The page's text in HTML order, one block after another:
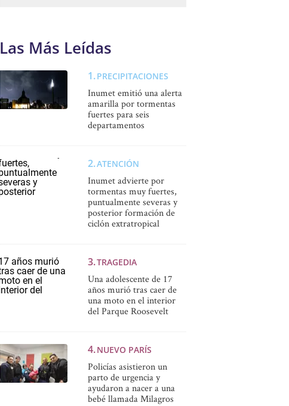
Las Más Leídas
PRECIPITACIONES
Inumet emitió una alerta
amarilla por tormentas
fuertes para seis
departamentos
ATENCIÓN
Inumet advierte por
tormentas muy fuertes,
puntualmente severas y
posterior formación de
ciclón extratropical
TRAGEDIA
Una adolescente de 17
años murió tras caer de
una moto en el interior
del Parque Roosevelt
NUEVO PARÍS
Policías asistieron un
parto de urgencia y
ayudaron a nacer a una
bebé llamada Milagros